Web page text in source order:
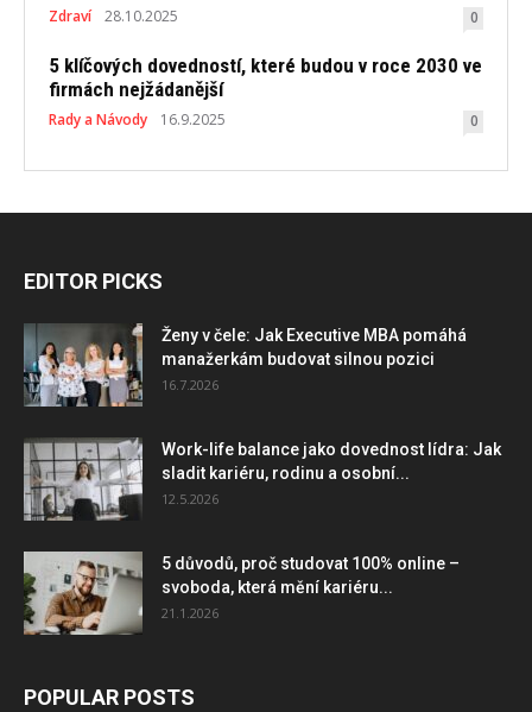
Zdraví 28.10.2025 0
5 klíčových dovedností, které budou v roce 2030 ve
firmách nejžádanější
Rady a Návody 16.9.2025 0
EDITOR PICKS
Ženy v čele: Jak Executive MBA pomáhá
manažerkám budovat silnou pozici
16.7.2026
Work-life balance jako dovednost lídra: Jak
sladit kariéru, rodinu a osobní...
12.5.2026
5 důvodů, proč studovat 100% online –
svoboda, která mění kariéru...
21.1.2026
POPULAR POSTS